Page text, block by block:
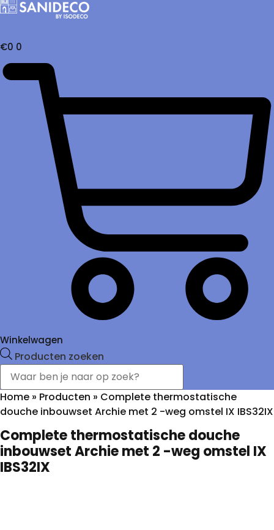
€0 0
Winkelwagen
Producten zoeken
Home » Producten » Complete thermostatische
douche inbouwset Archie met 2 -weg omstel IX IBS32IX
Complete thermostatische douche
inbouwset Archie met 2 -weg omstel IX
IBS32IX